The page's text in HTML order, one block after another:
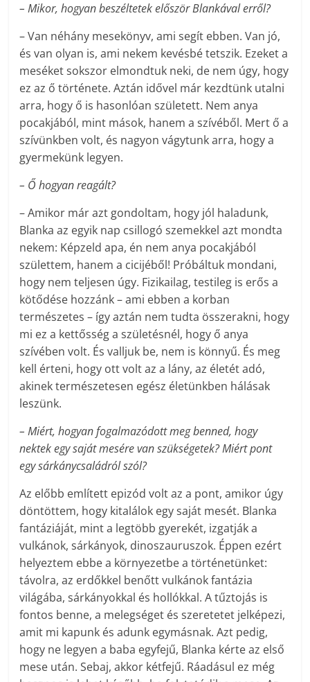
– Mikor, hogyan beszéltetek először Blankával erről?
– Van néhány mesekönyv, ami segít ebben. Van jó,
és van olyan is, ami nekem kevésbé tetszik. Ezeket a
meséket sokszor elmondtuk neki, de nem úgy, hogy
ez az ő története. Aztán idővel már kezdtünk utalni
arra, hogy ő is hasonlóan született. Nem anya
pocakjából, mint mások, hanem a szívéből. Mert ő a
szívünkben volt, és nagyon vágytunk arra, hogy a
gyermekünk legyen.
– Ő hogyan reagált?
– Amikor már azt gondoltam, hogy jól haladunk,
Blanka az egyik nap csillogó szemekkel azt mondta
nekem: Képzeld apa, én nem anya pocakjából
születtem, hanem a cicijéből! Próbáltuk mondani,
hogy nem teljesen úgy. Fizikailag, testileg is erős a
kötődése hozzánk – ami ebben a korban
természetes – így aztán nem tudta összerakni, hogy
mi ez a kettősség a születésnél, hogy ő anya
szívében volt. És valljuk be, nem is könnyű. És meg
kell érteni, hogy ott volt az a lány, az életét adó,
akinek természetesen egész életünkben hálásak
leszünk.
– Miért, hogyan fogalmazódott meg benned, hogy
nektek egy saját mesére van szükségetek? Miért pont
egy sárkánycsaládról szól?
Az előbb említett epizód volt az a pont, amikor úgy
döntöttem, hogy kitalálok egy saját mesét. Blanka
fantáziáját, mint a legtöbb gyerekét, izgatják a
vulkánok, sárkányok, dinoszauruszok. Éppen ezért
helyeztem ebbe a környezetbe a történetünket:
távolra, az erdőkkel benőtt vulkánok fantázia
világába, sárkányokkal és hollókkal. A tűztojás is
fontos benne, a melegséget és szeretetet jelképezi,
amit mi kapunk és adunk egymásnak. Azt pedig,
hogy ne legyen a baba egyfejű, Blanka kérte az első
mese után. Sebaj, akkor kétfejű. Ráadásul ez még